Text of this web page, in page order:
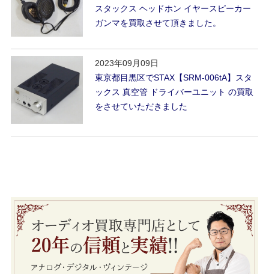
スタックス ヘッドホン イヤースピーカー
ガンマを買取させて頂きました。
2023年09月09日
東京都目黒区でSTAX【SRM-006tA】スタ
ックス 真空管 ドライバーユニット の買取
をさせていただきました